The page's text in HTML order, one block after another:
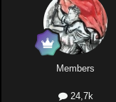
Members
24,7k